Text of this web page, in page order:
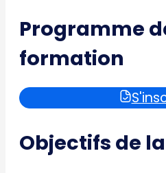
Programme
formation
Objectifs de